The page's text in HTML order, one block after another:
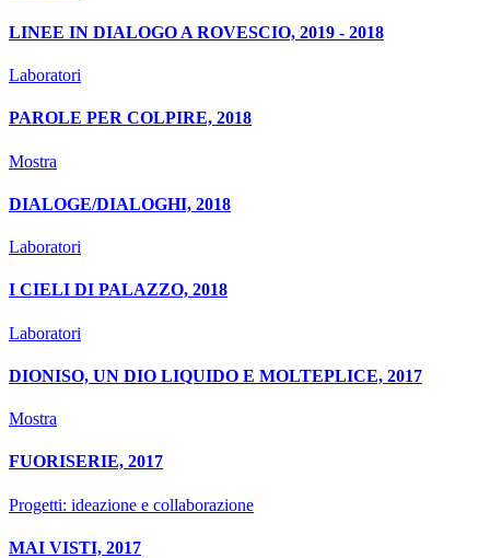
LINEE IN DIALOGO A ROVESCIO, 2019 - 2018
Laboratori
PAROLE PER COLPIRE, 2018
Mostra
DIALOGE/DIALOGHI, 2018
Laboratori
I CIELI DI PALAZZO, 2018
Laboratori
DIONISO, UN DIO LIQUIDO E MOLTEPLICE, 2017
Mostra
FUORISERIE, 2017
Progetti: ideazione e collaborazione
MAI VISTI, 2017